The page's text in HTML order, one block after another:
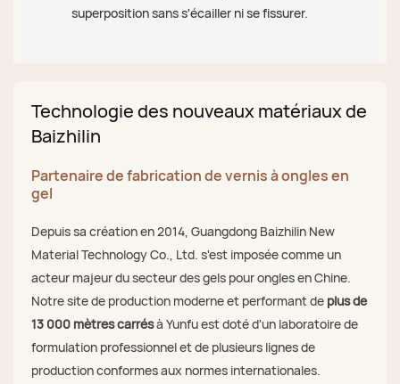
superposition sans s'écailler ni se fissurer.
Technologie des nouveaux matériaux de
Baizhilin
Partenaire de fabrication de vernis à ongles en
gel
Depuis sa création en 2014, Guangdong Baizhilin New
Material Technology Co., Ltd. s'est imposée comme un
acteur majeur du secteur des gels pour ongles en Chine.
Notre site de production moderne et performant de plus de
13 000 mètres carrésà Yunfu est doté d'un laboratoire de
formulation professionnel et de plusieurs lignes de
production conformes aux normes internationales.